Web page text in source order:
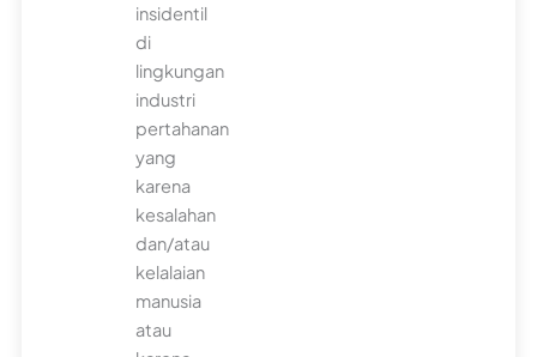
insidentil
di
lingkungan
industri
pertahanan
yang
karena
kesalahan
dan/atau
kelalaian
manusia
atau